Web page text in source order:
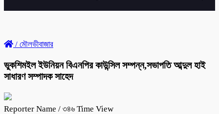
/ মৌলভীবাজার
ভুকশিমইল ইউনিয়ন বিএনপির কাউন্সিল সম্পন্ন,সভাপতি আব্দুল হাই
সাধারণ সম্পাদক সাহেদ
Reporter Name / ৩৪৬ Time View